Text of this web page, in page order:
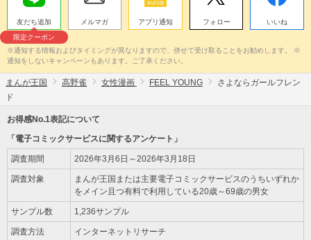
友だち追加
限定クーポン
メルマガ アプリ通知 フォロー いいね
※通知する情報およびタイミングが異なりますので、併せて受け取ることをお勧めします。 ※
通知をしないキャンペーンもあります。ご了承ください。
まんが王国 高野雀 女性漫画 FEEL YOUNG
さよならガールフレン
ド
お得感No.1表記について
「電子コミックサービスに関するアンケート」
調査期間 2026年3月6日～2026年3月18日
調査対象
まんが王国または主要電子コミックサービスのうちいずれか
をメイン且つ有料で利用している20歳～69歳の男女
サンプル数 1,236サンプル
調査方法 インターネットリサーチ